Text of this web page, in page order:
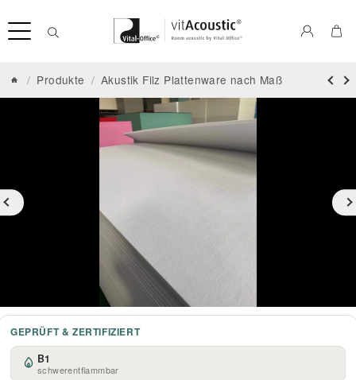
/ Produkte / Akustik Filz Plattenware nach Maß
GEPRÜFT & ZERTIFIZIERT
B1
schwerentflammbar